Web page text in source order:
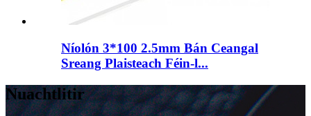
Níolón 3*100 2.5mm Bán Ceangal
Sreang Plaisteach Féin-l...
Nuachtlitir